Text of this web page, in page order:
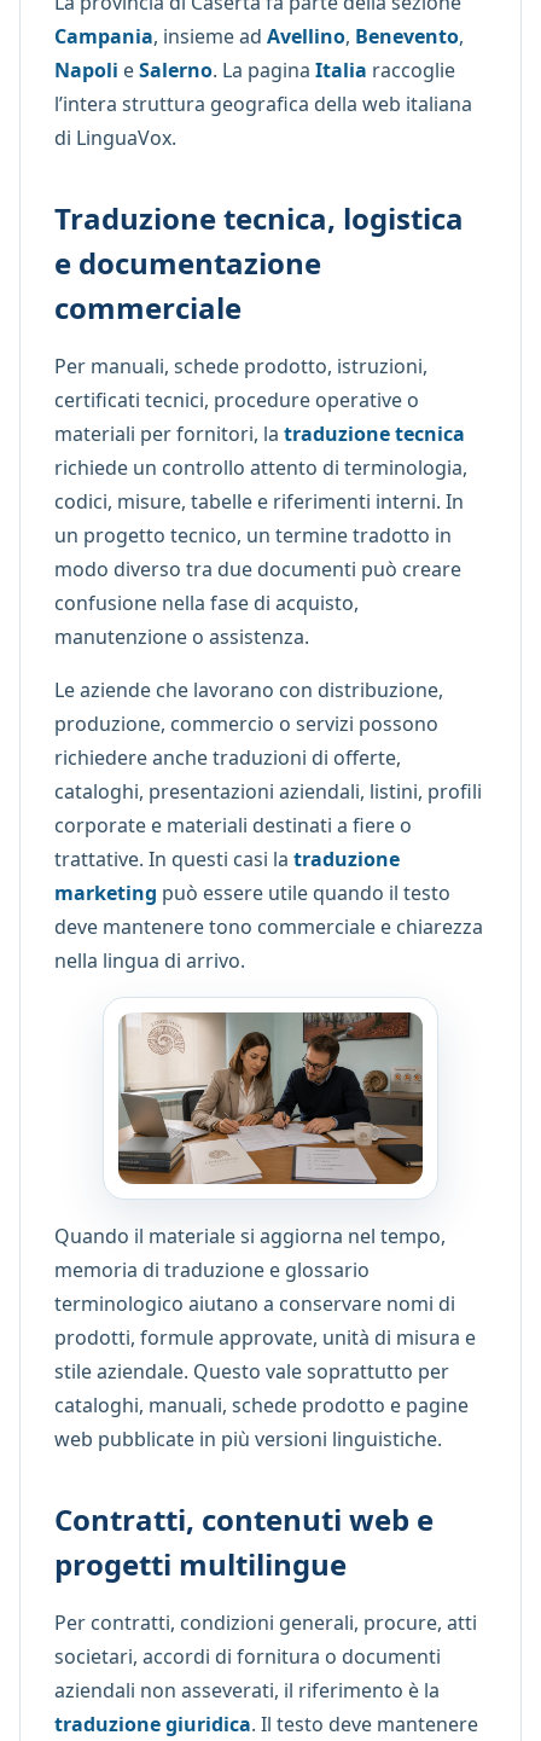
Campania, insieme ad Avellino, Benevento,
Napoli eSalerno. La pagina Italia raccoglie
l’intera struttura geografica della web italiana
di LinguaVox.
Traduzione tecnica, logistica
e documentazione
commerciale
Per manuali, schede prodotto, istruzioni,
certificati tecnici, procedure operative o
materiali per fornitori, la traduzione tecnica
richiede un controllo attento di terminologia,
codici, misure, tabelle e riferimenti interni. In
un progetto tecnico, un termine tradotto in
modo diverso tra due documenti può creare
confusione nella fase di acquisto,
manutenzione o assistenza.
Le aziende che lavorano con distribuzione,
produzione, commercio o servizi possono
richiedere anche traduzioni di offerte,
cataloghi, presentazioni aziendali, listini, profili
corporate e materiali destinati a fiere o
trattative. In questi casi la traduzione
marketing può essere utile quando il testo
deve mantenere tono commerciale e chiarezza
nella lingua di arrivo.
Quando il materiale si aggiorna nel tempo,
memoria di traduzione e glossario
terminologico aiutano a conservare nomi di
prodotti, formule approvate, unità di misura e
stile aziendale. Questo vale soprattutto per
cataloghi, manuali, schede prodotto e pagine
web pubblicate in più versioni linguistiche.
Contratti, contenuti web e
progetti multilingue
Per contratti, condizioni generali, procure, atti
societari, accordi di fornitura o documenti
aziendali non asseverati, il riferimento è la
traduzione giuridica. Il testo deve mantenere